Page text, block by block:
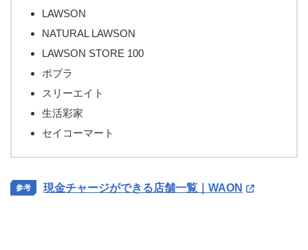
LAWSON
NATURAL LAWSON
LAWSON STORE 100
ポプラ
スリーエイト
生活彩家
セイコーマート
現金チャージができる店舗一覧｜WAON